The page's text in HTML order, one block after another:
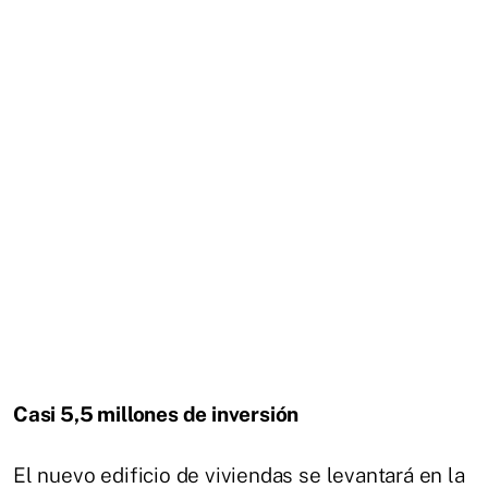
Casi 5,5 millones de inversión
El nuevo edificio de viviendas se levantará en la